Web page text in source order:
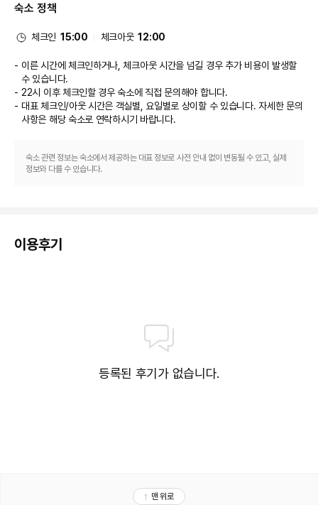
이 호텔에는 4 개의 레스토랑이 있으며 이중 하나인 Edge에서 세계 요리를 즐
어요. 커피숍/카페에서는 스낵이 제공됩니다. 바/라운지 또는 풀사이드 바에서
매일 06:30 ~ 10:30에 유료로 이용하실 수 있습니다.
비즈니스, 기타 편의시설
대표적인 편의 시설과 서비스로는 무료 유선 인터넷, 리무진/타운카 서비스,
간편 체크인 등이 있습니다. 시설 내에서 셀프 주차(요금 별도) 이용이 가능합
니다.
숙소 정책
체크인 15:00 체크아웃 12:00
이른 시간에 체크인하거나, 체크아웃 시간을 넘길 경우 추가 비용이 발생할
수 있습니다.
22시 이후 체크인할 경우 숙소에 직접 문의해야 합니다.
대표 체크인/아웃 시간은 객실별, 요일별로 상이할 수 있습니다. 자세한 문의
사항은 해당 숙소로 연락하시기 바랍니다.
숙소 관련 정보는 숙소에서 제공하는 대표 정보로 사전 안내 없이 변동될 수 있고, 실제
정보와 다를 수 있습니다.
이용후기
등록된 후기가 없습니다.